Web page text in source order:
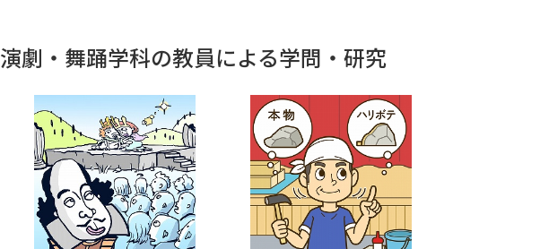
テレメール全国一斉進学調査
学問発見
劇・舞踊学科の教員による学問・研究